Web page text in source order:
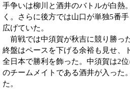
手争いは柳川と酒井のバトルが白熱
く。さらに後方では山口が単独5番
広げていた。
前戦では中須賀が秋吉に競り勝っ
終盤はペースを下げる余裕も見せ、
全日本で勝利を飾った。中須賀は2
のチームメイトである酒井が入った
た。